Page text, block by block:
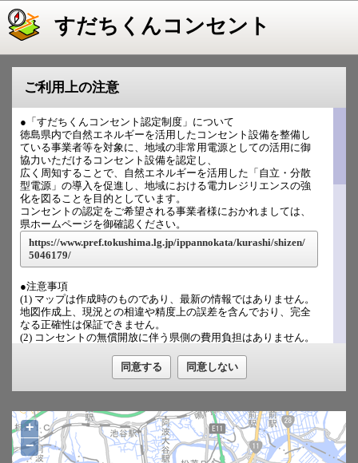
すだちくんコンセント
ご利用上の注意
●「すだちくんコンセント認定制度」について
徳島県内で自然エネルギーを活用したコンセント設備を整備し
ている事業者等を対象に、地域の非常用電源としての活用に御
協力いただけるコンセント設備を認定し、
広く周知することで、自然エネルギーを活用した「自立・分散
型電源」の導入を促進し、地域における電力レジリエンスの強
化を図ることを目的としています。
コンセントの認定をご希望される事業者様におかれましては、
県ホームページを御確認ください。
https://www.pref.tokushima.lg.jp/ippannokata/kurashi/shizen/
5046179/
●注意事項
(1) マップは作成時のものであり、最新の情報ではありません。
地図作成上、現況との相違や精度上の誤差を含んでおり、完全
なる正確性は保証できません。
(2) コンセントの無償開放に伴う県側の費用負担はありません。
は、事業者の判断で行っていただきます。
総合地図提供システムの注意事項と免責事項
(1) 本システムで提供する情報については、土地・建物等の境界
を示すものではありません。また、表示の有無・表示位置・範
囲・形状・名称等について、現況との誤差があることをあらか
じめ理解した上でご利用ください。
同意する 同意しない
+
−